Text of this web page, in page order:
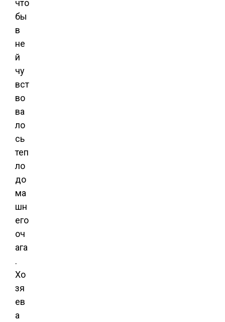
что
бы
в
не
й
чу
вст
во
ва
ло
сь
теп
ло
до
ма
шн
его
оч
ага
.
Хо
зя
ев
а